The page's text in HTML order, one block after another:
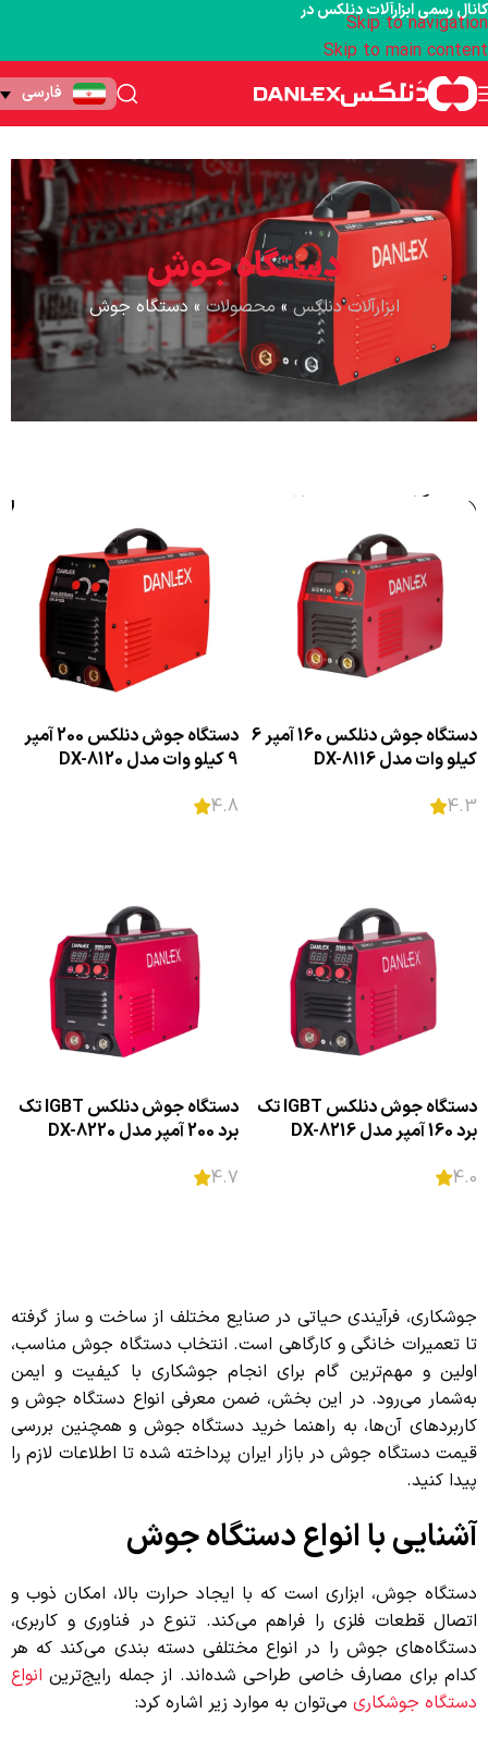
Skip to navigation
Skip to main content
کانال رسمی ابزارآلات دنلکس در
فارسی
دستگاه جوش
ابزارآلات دنلکس » محصولات » دستگاه جوش
دستگاه جوش دنلکس فیلترها
دستگاه جوش دنلکس 160 آمپر 6
کیلو وات مدل DX-8116
4.3
دستگاه جوش دنلکس 200 آمپر
9 کیلو وات مدل DX-8120
4.8
دستگاه جوش دنلکس IGBT تک
برد 160 آمپر مدل DX-8216
4.0
دستگاه جوش دنلکس IGBT تک
برد 200 آمپر مدل DX-8220
4.7
جوشکاری، فرآیندی حیاتی در صنایع مختلف از ساخت و ساز گرفته
تا تعمیرات خانگی و کارگاهی است. انتخاب دستگاه جوش مناسب،
اولین و مهم‌ترین گام برای انجام جوشکاری با کیفیت و ایمن
به‌شمار می‌رود. در این بخش، ضمن معرفی انواع دستگاه جوش و
کاربردهای آن‌ها، به راهنما خرید دستگاه جوش و همچنین بررسی
قیمت دستگاه جوش در بازار ایران پرداخته شده تا اطلاعات لازم را
پیدا کنید.
آشنایی با انواع دستگاه جوش
دستگاه جوش، ابزاری است که با ایجاد حرارت بالا، امکان ذوب و
اتصال قطعات فلزی را فراهم می‌کند. تنوع در فناوری و کاربری،
دستگاه‌های جوش را در انواع مختلفی دسته بندی می‌کند که هر
کدام برای مصارف خاصی طراحی شده‌اند. از جمله رایج‌ترین انواع
دستگاه جوشکاری می‌توان به موارد زیر اشاره کرد: